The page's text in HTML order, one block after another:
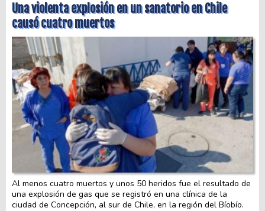
Una violenta explosión en un sanatorio en Chile
causó cuatro muertos
Al menos cuatro muertos y unos 50 heridos fue el resultado de
una explosión de gas que se registró en una clínica de la
ciudad de Concepción, al sur de Chile, en la región del Bíobío.